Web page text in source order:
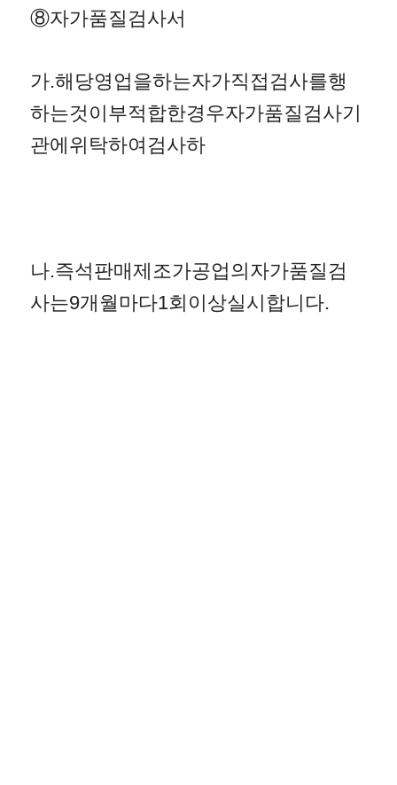
⑧자가품질검사서
가.해당영업을하는자가직접검사를행
하는것이부적합한경우자가품질검사기
관에위탁하여검사하
나.즉석판매제조가공업의자가품질검
사는9개월마다1회이상실시합니다.